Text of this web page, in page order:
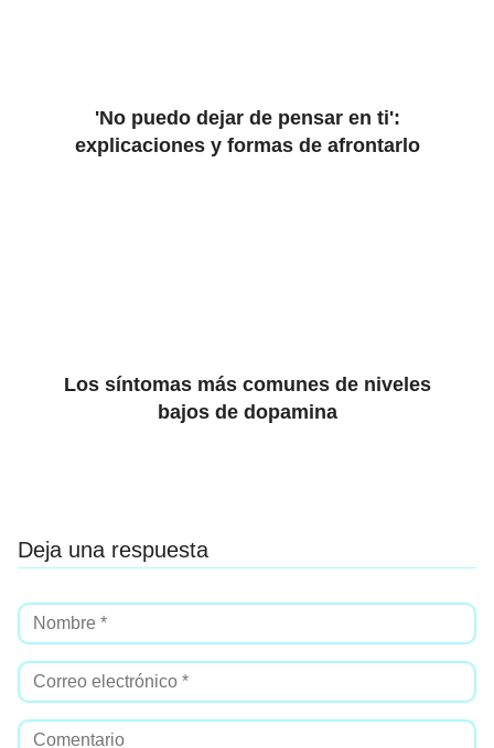
'No puedo dejar de pensar en ti':
explicaciones y formas de afrontarlo
Los síntomas más comunes de niveles
bajos de dopamina
Deja una respuesta